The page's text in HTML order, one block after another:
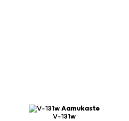
Aamukaste
V-131w